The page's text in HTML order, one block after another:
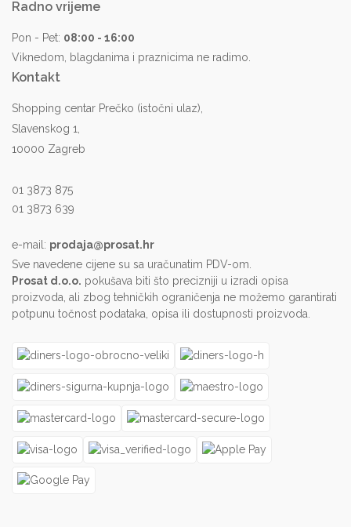
Radno vrijeme
Pon - Pet: 08:00 - 16:00
Viknedom, blagdanima i praznicima ne radimo.
Kontakt
Shopping centar Prečko (istočni ulaz),
Slavenskog 1,
10000 Zagreb
01 3873 875
01 3873 639
e-mail: prodaja@prosat.hr
Sve navedene cijene su sa uračunatim PDV-om.
Prosat d.o.o. pokušava biti što precizniji u izradi opisa
proizvoda, ali zbog tehničkih ograničenja ne možemo garantirati
potpunu točnost podataka, opisa ili dostupnosti proizvoda.